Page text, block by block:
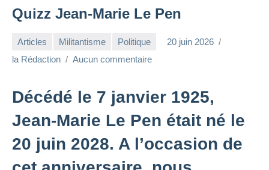
Quizz Jean-Marie Le Pen
Articles Militantisme Politique
20 juin 2026
la Rédaction
Aucun commentaire
Décédé le 7 janvier 1925,
Jean-Marie Le Pen était né le
20 juin 2028. A l’occasion de